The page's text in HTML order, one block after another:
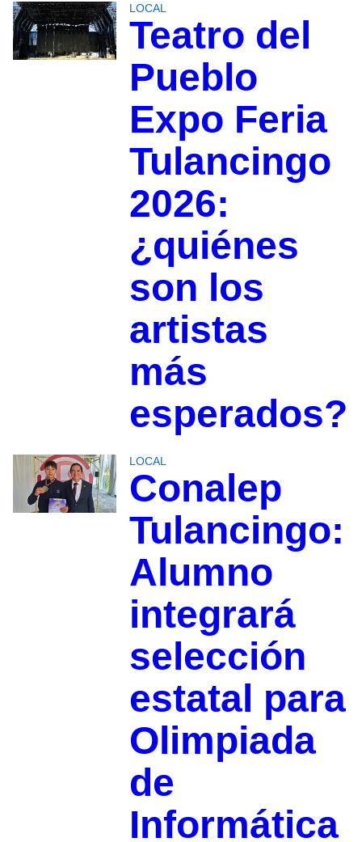
LOCAL
Teatro del
Pueblo
Expo Feria
Tulancingo
2026:
¿quiénes
son los
artistas
más
esperados?
LOCAL
Conalep
Tulancingo:
Alumno
integrará
selección
estatal para
Olimpiada
de
Informática